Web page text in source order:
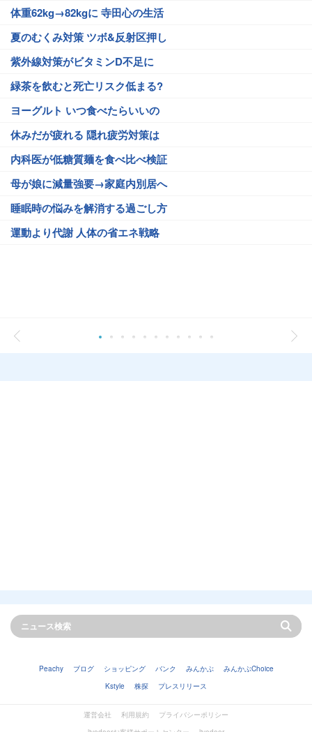
体重62kg→82kgに 寺田心の生活
夏のむくみ対策 ツボ&反射区押し
紫外線対策がビタミンD不足に
緑茶を飲むと死亡リスク低まる?
ヨーグルト いつ食べたらいいの
休みだが疲れる 隠れ疲労対策は
内科医が低糖質麺を食べ比べ検証
母が娘に減量強要→家庭内別居へ
睡眠時の悩みを解消する過ごし方
運動より代謝 人体の省エネ戦略
Peachy ブログ ショッピング バンク みんかぶ
みんかぶChoice
Kstyle
株探 プレスリリース
運営会社 利用規約
プライバシーポリシー